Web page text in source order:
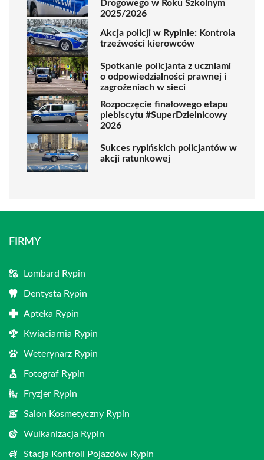
Drogowego w Roku Szkolnym
2025/2026
Akcja policji w Rypinie: Kontrola
trzeźwości kierowców
Spotkanie policjanta z uczniami
o odpowiedzialności prawnej i
zagrożeniach w sieci
Rozpoczęcie finałowego etapu
plebiscytu #SuperDzielnicowy
2026
Sukces rypińskich policjantów w
akcji ratunkowej
FIRMY
Lombard Rypin
Dentysta Rypin
Apteka Rypin
Kwiaciarnia Rypin
Weterynarz Rypin
Fotograf Rypin
Fryzjer Rypin
Salon Kosmetyczny Rypin
Wulkanizacja Rypin
Stacja Kontroli Pojazdów Rypin